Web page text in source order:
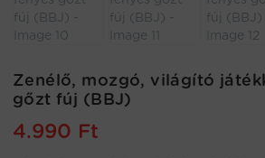
Zenélő, mozgó, világító
gőzt fúj (BBJ)
4.990 Ft